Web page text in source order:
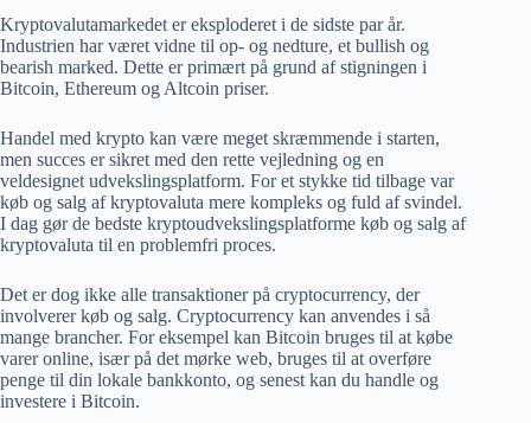
Kryptovalutamarkedet er eksploderet i de sidste par år.
Industrien har været vidne til op- og nedture, et bullish og
bearish marked. Dette er primært på grund af stigningen i
Bitcoin, Ethereum og Altcoin priser.
Handel med krypto kan være meget skræmmende i starten,
men succes er sikret med den rette vejledning og en
veldesignet udvekslingsplatform. For et stykke tid tilbage var
køb og salg af kryptovaluta mere kompleks og fuld af svindel.
I dag gør de bedste kryptoudvekslingsplatforme køb og salg af
kryptovaluta til en problemfri proces.
Det er dog ikke alle transaktioner på cryptocurrency, der
involverer køb og salg. Cryptocurrency kan anvendes i så
mange brancher. For eksempel kan Bitcoin bruges til at købe
varer online, især på det mørke web, bruges til at overføre
penge til din lokale bankkonto, og senest kan du handle og
investere i Bitcoin.